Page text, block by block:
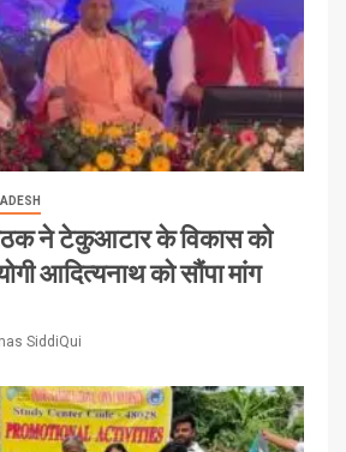
ने टेकुआटार के विकास को
आदित्यनाथ को सौंपा मांग
SiddiQui